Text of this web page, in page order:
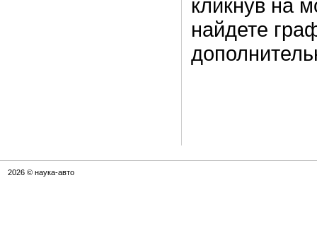
кликнув на
найдете
2026 © наука-авто